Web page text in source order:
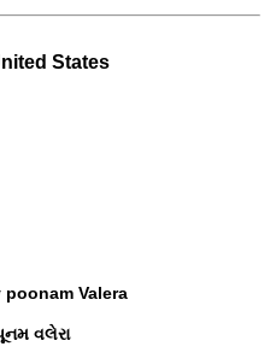
States
Valera
વલેરા